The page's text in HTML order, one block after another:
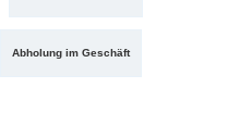
Abholung im Geschäft